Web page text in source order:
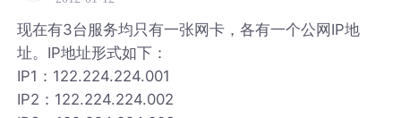
现在有3台服务均只有一张网卡，各有一个公网IP地
址。IP地址形式如下：
IP1：122.224.224.001
IP2：122.224.224.002